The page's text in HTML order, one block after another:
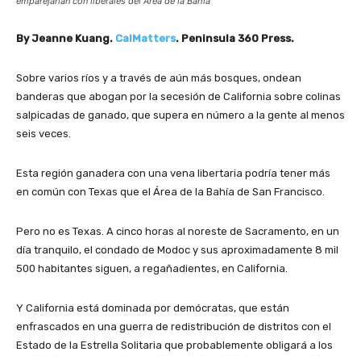
By Jeanne Kuang. CalMatters. Peninsula 360 Press.
Sobre varios ríos y a través de aún más bosques, ondean
banderas que abogan por la secesión de California sobre colinas
salpicadas de ganado, que supera en número a la gente al menos
seis veces.
Esta región ganadera con una vena libertaria podría tener más
en común con Texas que el Área de la Bahía de San Francisco.
Pero no es Texas. A cinco horas al noreste de Sacramento, en un
día tranquilo, el condado de Modoc y sus aproximadamente 8 mil
500 habitantes siguen, a regañadientes, en California.
Y California está dominada por demócratas, que están
enfrascados en una guerra de redistribución de distritos con el
Estado de la Estrella Solitaria que probablemente obligará a los